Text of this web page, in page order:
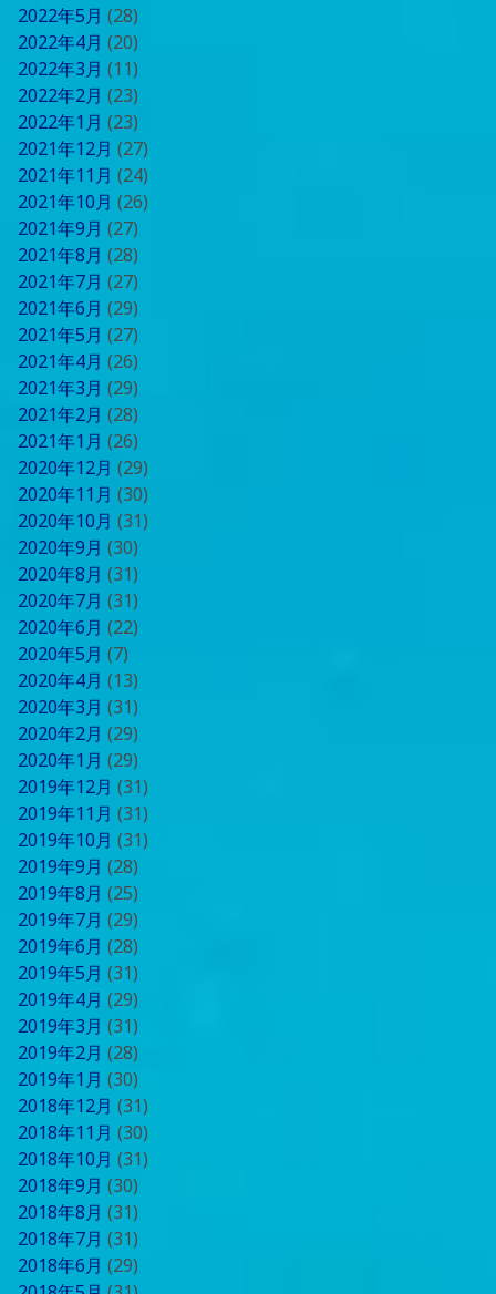
2022年5月 (28)
2022年4月 (20)
2022年3月 (11)
2022年2月 (23)
2022年1月 (23)
2021年12月 (27)
2021年11月 (24)
2021年10月 (26)
2021年9月 (27)
2021年8月 (28)
2021年7月 (27)
2021年6月 (29)
2021年5月 (27)
2021年4月 (26)
2021年3月 (29)
2021年2月 (28)
2021年1月 (26)
2020年12月 (29)
2020年11月 (30)
2020年10月 (31)
2020年9月 (30)
2020年8月 (31)
2020年7月 (31)
2020年6月 (22)
2020年5月 (7)
2020年4月 (13)
2020年3月 (31)
2020年2月 (29)
2020年1月 (29)
2019年12月 (31)
2019年11月 (31)
2019年10月 (31)
2019年9月 (28)
2019年8月 (25)
2019年7月 (29)
2019年6月 (28)
2019年5月 (31)
2019年4月 (29)
2019年3月 (31)
2019年2月 (28)
2019年1月 (30)
2018年12月 (31)
2018年11月 (30)
2018年10月 (31)
2018年9月 (30)
2018年8月 (31)
2018年7月 (31)
2018年6月 (29)